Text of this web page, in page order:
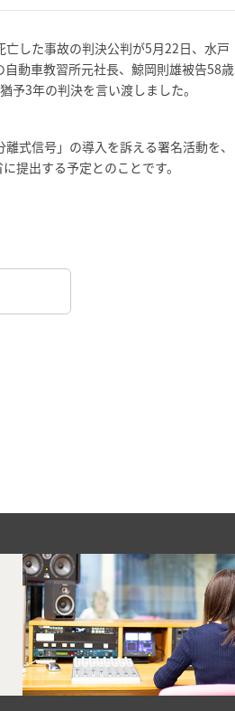
した事故の判決公判が5月22日、水戸
動車教習所元社長、鯨岡則雄被告58歳
予3年の判決を言い渡しました。
式信号」の導入を訴える署名活動を、
提出する予定とのことです。